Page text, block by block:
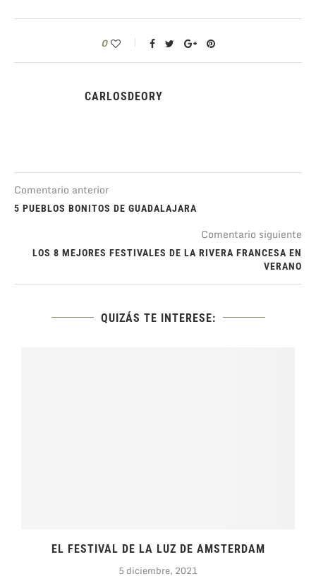
0
CARLOSDEORY
Comentario anterior
5 PUEBLOS BONITOS DE GUADALAJARA
Comentario siguiente
LOS 8 MEJORES FESTIVALES DE LA RIVERA FRANCESA EN
VERANO
QUIZÁS TE INTERESE:
EL FESTIVAL DE LA LUZ DE AMSTERDAM
5 diciembre, 2021